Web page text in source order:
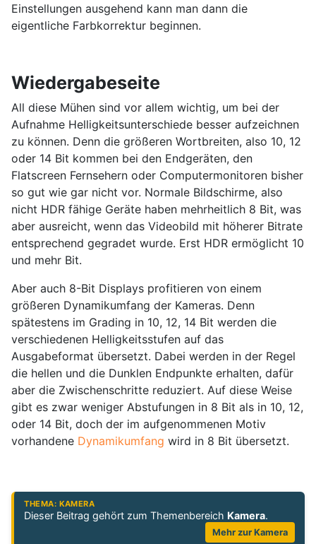
Einstellungen ausgehend kann man dann die
eigentliche Farbkorrektur beginnen.
Wiedergabeseite
All diese Mühen sind vor allem wichtig, um bei der
Aufnahme Helligkeitsunterschiede besser aufzeichnen
zu können. Denn die größeren Wortbreiten, also 10, 12
oder 14 Bit kommen bei den Endgeräten, den
Flatscreen Fernsehern oder Computermonitoren bisher
so gut wie gar nicht vor. Normale Bildschirme, also
nicht HDR fähige Geräte haben mehrheitlich 8 Bit, was
aber ausreicht, wenn das Videobild mit höherer Bitrate
entsprechend gegradet wurde. Erst HDR ermöglicht 10
und mehr Bit.
Aber auch 8-Bit Displays profitieren von einem
größeren Dynamikumfang der Kameras. Denn
spätestens im Grading in 10, 12, 14 Bit werden die
verschiedenen Helligkeitsstufen auf das
Ausgabeformat übersetzt. Dabei werden in der Regel
die hellen und die Dunklen Endpunkte erhalten, dafür
aber die Zwischenschritte reduziert. Auf diese Weise
gibt es zwar weniger Abstufungen in 8 Bit als in 10, 12,
oder 14 Bit, doch der im aufgenommenen Motiv
vorhandene Dynamikumfang wird in 8 Bit übersetzt.
THEMA: KAMERA
Dieser Beitrag gehört zum Themenbereich Kamera.
Mehr zur Kamera